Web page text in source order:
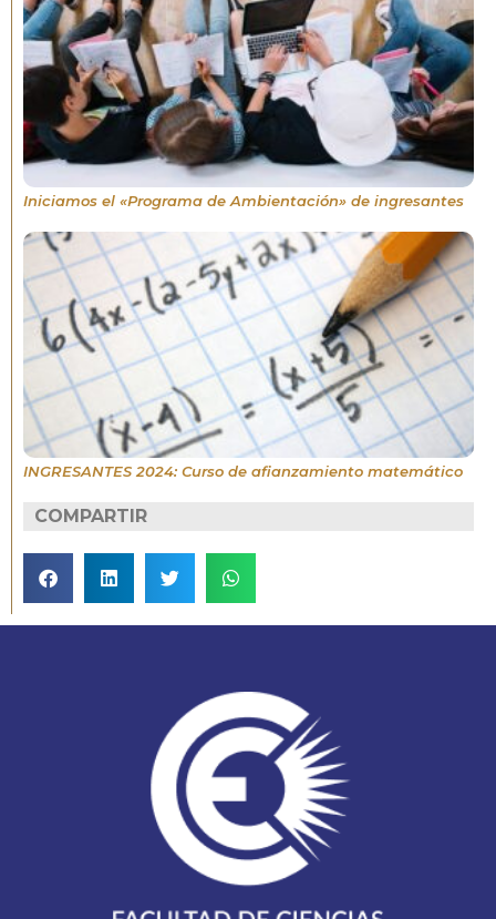
Iniciamos el «Programa de Ambientación» de ingresantes
INGRESANTES 2024: Curso de afianzamiento matemático
COMPARTIR